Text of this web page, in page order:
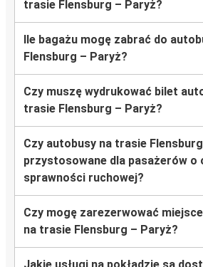
trasie Flensburg – Paryż?
Ile bagażu mogę zabrać do
Flensburg – Paryż?
Czy muszę wydrukować bilet
trasie Flensburg – Paryż?
Czy autobusy na trasie
przystosowane dla pasażerów o
sprawności ruchowej?
Czy mogę zarezerwować
na trasie Flensburg – Paryż?